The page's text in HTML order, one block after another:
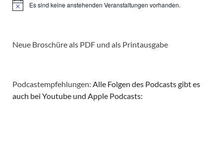
HinweisEs sind keine anstehenden Veranstaltungen vorhanden.
Neue Broschüre als PDF und als Printausgabe
Podcastempfehlungen: Alle Folgen des Podcasts gibt es
auch bei Youtube und Apple Podcasts: